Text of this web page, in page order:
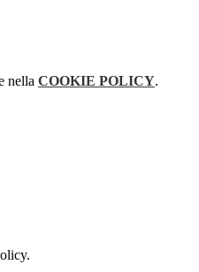
nella COOKIE POLICY.